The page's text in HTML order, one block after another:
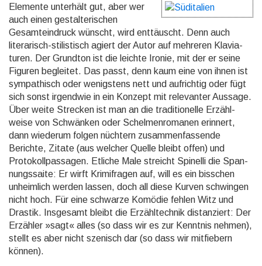
Elemente unterhält gut, aber wer
auch einen gestal­teri­schen
Gesamt­ein­druck wünscht, wird enttäuscht. Denn auch
litera­risch-stilis­tisch agiert der Autor auf mehreren Klavia­
turen. Der Grundton ist die leichte Ironie, mit der er seine
Figuren begleitet. Das passt, denn kaum eine von ihnen ist
sympa­thisch oder wenigs­tens nett und aufrich­tig oder fügt
sich sonst irgend­wie in ein Konzept mit rele­vanter Aussage.
Über weite Strecken ist man an die traditio­nelle Erzähl­
weise von Schwänken oder Schelmen­roma­nen erinnert,
dann wiederum folgen nüchtern zusam­men­fas­sende
Berichte, Zitate (aus welcher Quelle bleibt offen) und
Protokoll­passagen. Etliche Male streicht Spinelli die Span­
nungs­saite: Er wirft Krimi­fragen auf, will es ein bisschen
unheim­lich werden lassen, doch all diese Kurven schwingen
nicht hoch. Für eine schwarze Komödie fehlen Witz und
Drastik. Insgesamt bleibt die Erzähl­technik distan­ziert: Der
Erzähler »sagt« alles (so dass wir es zur Kenntnis nehmen),
stellt es aber nicht szenisch dar (so dass wir mitfie­bern
können).